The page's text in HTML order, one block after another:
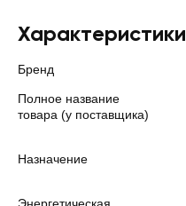
Характеристики
Бренд
Полное название
товара (у поставщика)
Назначение